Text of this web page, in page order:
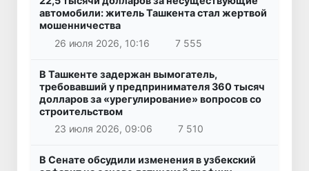
автомобили: житель Ташкента стал жертвой
мошенничества
26 июля 2026, 10:16
7 555
В Ташкенте задержан вымогатель,
требовавший у предпринимателя 360 тысяч
долларов за «урегулирование» вопросов со
строительством
23 июля 2026, 09:06
7 510
В Сенате обсудили изменения в узбекский